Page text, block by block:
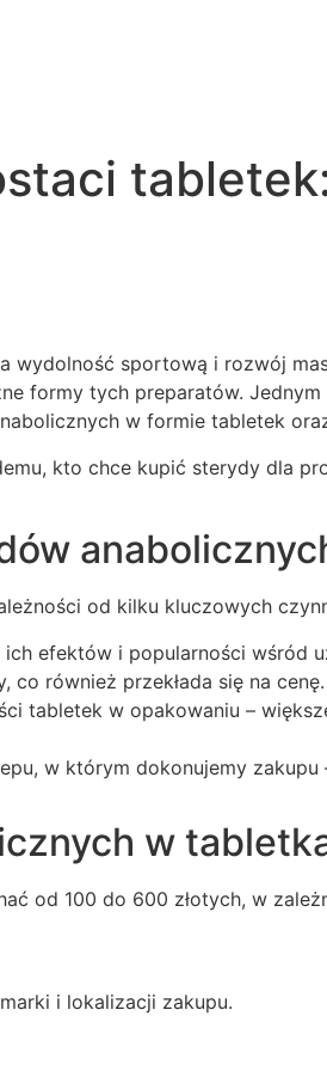
wydolność sportową i rozwój
formy tych preparatów.
w formie tabletek
kto chce kupić sterydy dla
od kilku kluczowych
efektów i popularności wśród
również przekłada się na cenę.
tabletek w opakowaniu –
w którym dokonujemy
w
od 100 do 600 złotych, w
i lokalizacji zakupu.